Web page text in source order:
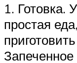
1. Готовка.
простая